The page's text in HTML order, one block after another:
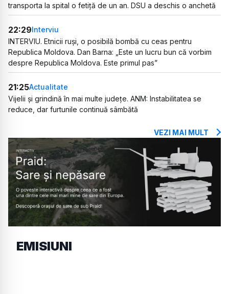
transporta la spital o fetiță de un an. DSU a deschis o anchetă
22:29Interviu
INTERVIU. Etnicii ruși, o posibilă bombă cu ceas pentru
Republica Moldova. Dan Barna: „Este un lucru bun că vorbim
despre Republica Moldova. Este primul pas”
21:25Actualitate
Vijelii și grindină în mai multe județe. ANM: Instabilitatea se
reduce, dar furtunile continuă sâmbătă
VEZI MAI MULT
EMISIUNI